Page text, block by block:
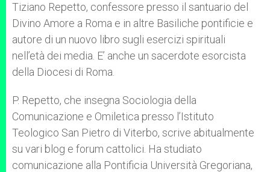
Tiziano Repetto, confessore presso il santuario del
Divino Amore a Roma e in altre Basiliche pontificie e
autore di un nuovo libro sugli esercizi spirituali
nell’età dei media. E’ anche un sacerdote esorcista
della Diocesi di Roma.
P. Repetto, che insegna Sociologia della
Comunicazione e Omiletica presso l’Istituto
Teologico San Pietro di Viterbo, scrive abitualmente
su vari blog e forum cattolici. Ha studiato
comunicazione alla Pontificia Università Gregoriana,